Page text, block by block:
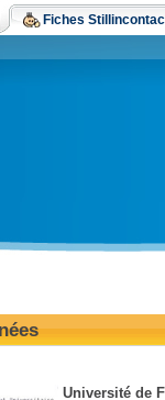
Fiches
Université de